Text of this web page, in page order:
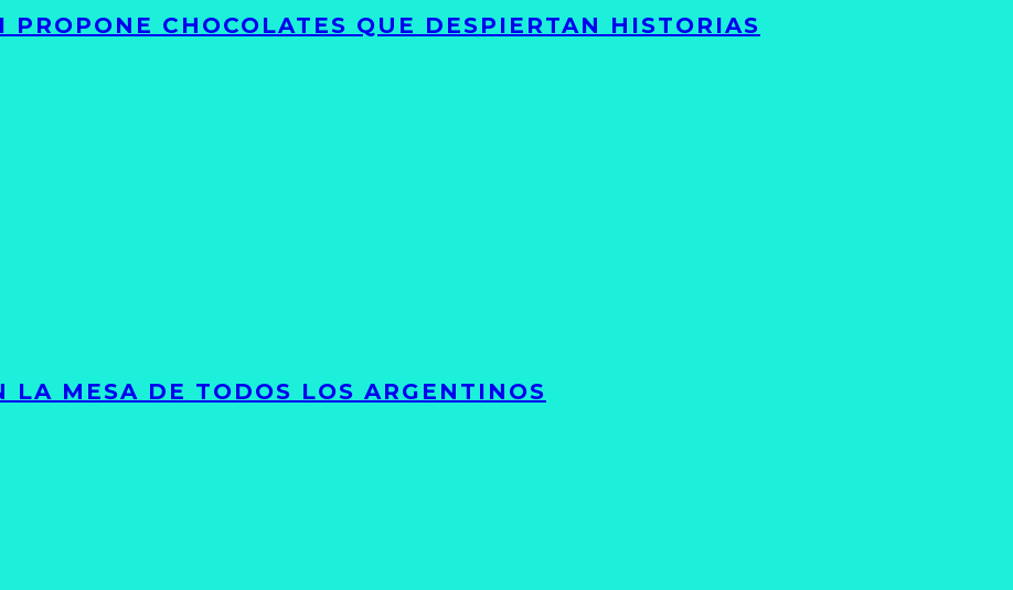
CHOCOLATES QUE DESPIERTAN HISTORIAS
MESA DE TODOS LOS ARGENTINOS